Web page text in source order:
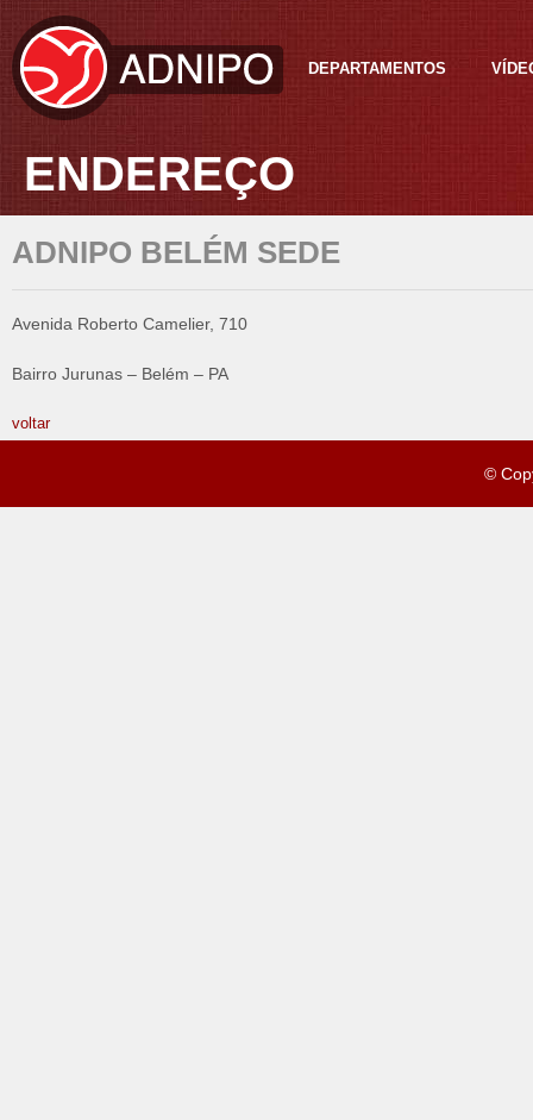
DEPARTAMENTOS
ENDEREÇO
ADNIPO BELÉM SEDE
Avenida Roberto Camelier, 710
Bairro Jurunas – Belém – PA
voltar
©